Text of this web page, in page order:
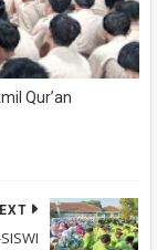
Qur’an